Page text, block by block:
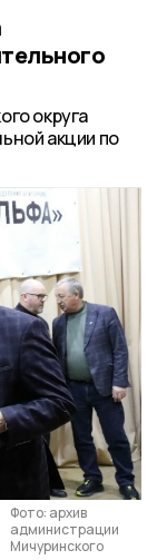
округа
акции по
Фото: архив
администрации
Мичуринского